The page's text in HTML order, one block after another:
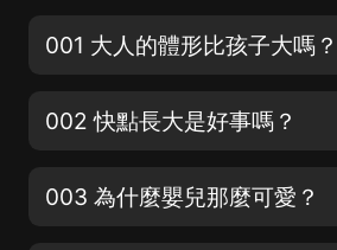
001 大人的體形比孩子大嗎？
002 快點長大是好事嗎？
003 為什麼嬰兒那麼可愛？